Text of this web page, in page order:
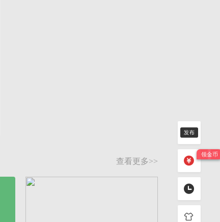
查看更多>>